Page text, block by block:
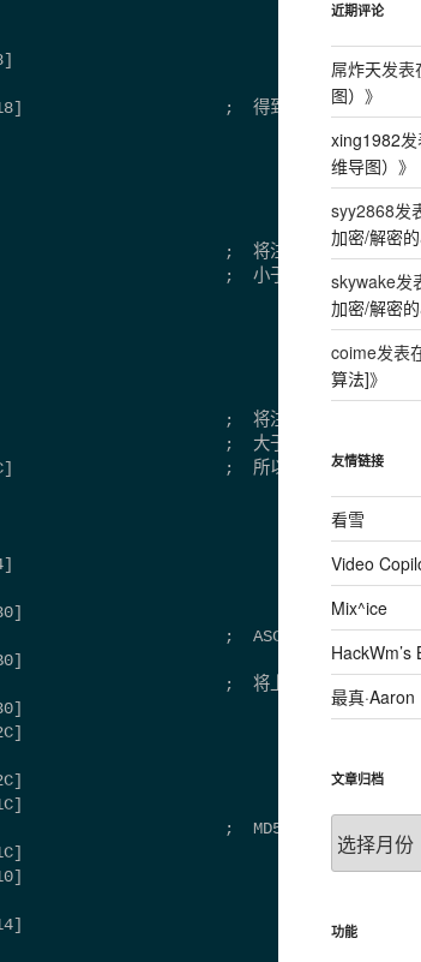
;  得到注册码的长度
;  将注册码的长度与0xB
;  小于等于则跳出出错
;  将注册码的长度与0xE
;  大于则跳出出错
;  所以，注册码的长度范
;  ASCII "1st
;  将上面的字符串与用户
;  MD5加密
近期评论
屌炸天发表
图） 》
xing1982
维导图） 》
syy2868发
加密/解密
skywake发
加密/解密
coime发表
算法]》
友情链接
看雪
Video
Mix^ice
HackWm’s
最真·Aaron
文章归档
章
功能